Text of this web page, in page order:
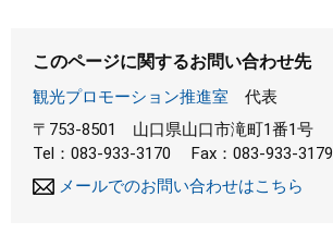
このページに関するお問い合わせ先
観光プロモーション推進室
代表
〒753-8501
山口県山口市滝町1番1号
Tel：083-933-3170
Fax：083-933-3179
メールでのお問い合わせはこちら